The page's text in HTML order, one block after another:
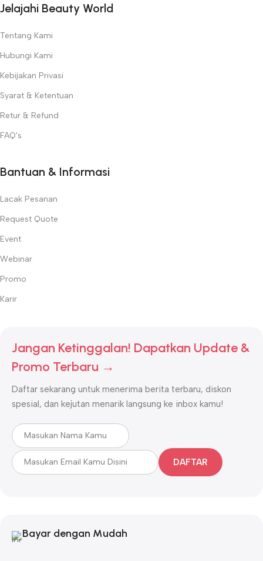
Jelajahi Beauty World
Tentang Kami
Hubungi Kami
Kebijakan Privasi
Syarat & Ketentuan
Retur & Refund
FAQ's
Bantuan & Informasi
Lacak Pesanan
Request Quote
Event
Webinar
Promo
Karir
Jangan Ketinggalan! Dapatkan Update &
Promo Terbaru →
Daftar sekarang untuk menerima berita terbaru, diskon
spesial, dan kejutan menarik langsung ke inbox kamu!
DAFTAR
Bayar dengan Mudah